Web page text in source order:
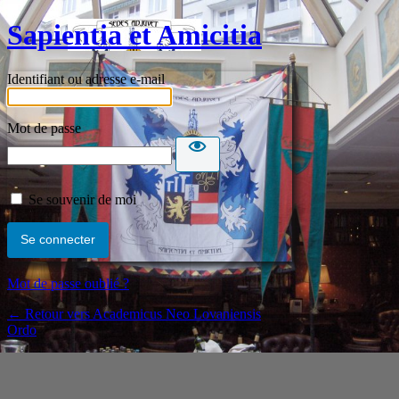
Sapientia et Amicitia
Identifiant ou adresse e-mail
Mot de passe
Se souvenir de moi
Mot de passe oublié ?
← Retour vers Academicus Neo Lovaniensis
Ordo